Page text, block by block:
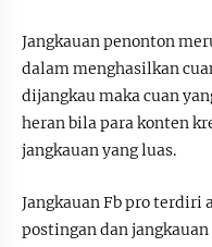
Jangkauan penonton
dalam menghasilkan
dijangkau maka cuan
heran bila para konten
jangkauan yang luas.
Jangkauan Fb pro terdiri
postingan dan